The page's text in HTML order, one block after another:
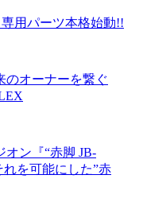
専用パーツ本格始動!!
のオーナーを繋ぐ
ン『“赤脚 JB-
を可能にした”赤